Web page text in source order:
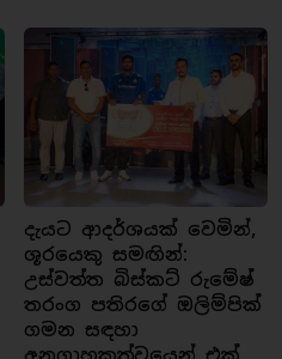
දැයට ආදර්ශයක් වෙමින්,
ශූරයෙකු සමඟින්:
උස්වත්ත බිස්කට් රුමේෂ්
තරංග පතිරගේ ඔලිම්පික්
ගමන සඳහා